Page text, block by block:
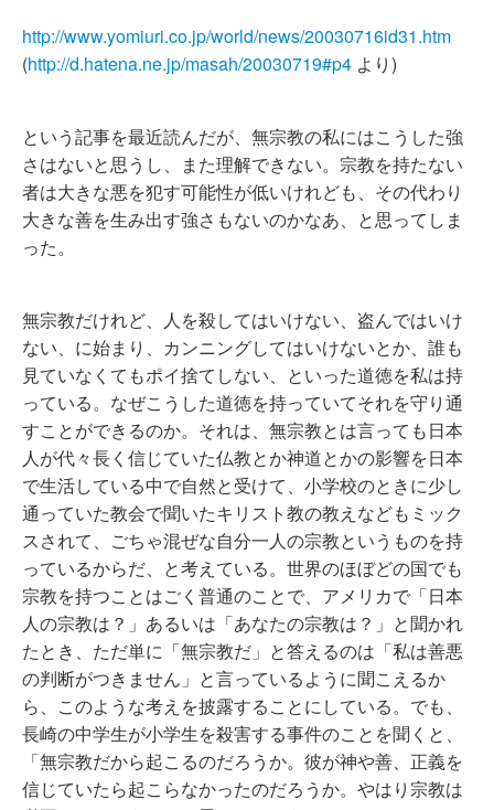
http://www.yomiuri.co.jp/world/news/20030716id31.htm
(http://d.hatena.ne.jp/masah/20030719#p4 より)
という記事を最近読んだが、無宗教の私にはこうした強
さはないと思うし、また理解できない。宗教を持たない
者は大きな悪を犯す可能性が低いけれども、その代わり
大きな善を生み出す強さもないのかなあ、と思ってしま
った。
無宗教だけれど、人を殺してはいけない、盗んではいけ
ない、に始まり、カンニングしてはいけないとか、誰も
見ていなくてもポイ捨てしない、といった道徳を私は持
っている。なぜこうした道徳を持っていてそれを守り通
すことができるのか。それは、無宗教とは言っても日本
人が代々長く信じていた仏教とか神道とかの影響を日本
で生活している中で自然と受けて、小学校のときに少し
通っていた教会で聞いたキリスト教の教えなどもミック
スされて、ごちゃ混ぜな自分一人の宗教というものを持
っているからだ、と考えている。世界のほぼどの国でも
宗教を持つことはごく普通のことで、アメリカで「日本
人の宗教は？」あるいは「あなたの宗教は？」と聞かれ
たとき、ただ単に「無宗教だ」と答えるのは「私は善悪
の判断がつきません」と言っているように聞こえるか
ら、このような考えを披露することにしている。でも、
長崎の中学生が小学生を殺害する事件のことを聞くと、
「無宗教だから起こるのだろうか。彼が神や善、正義を
信じていたら起こらなかったのだろうか。やはり宗教は